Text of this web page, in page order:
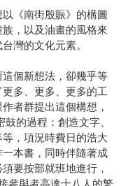
《南街殷賑》的構圖
，以及油畫的風格來
灣的文化元素。
個新想法，卻幾乎等
多、更多、更多的工
者群提出這個構想，
的過程：創造文字、
，項況時費日的浩大
本書，同時伴隨著成
要按部就班地進行，
參與者高達十八人的繁